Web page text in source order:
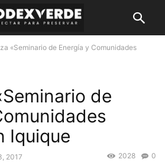
«Seminario de Energía y Comunidades
de
Iquique
2017 0
2028